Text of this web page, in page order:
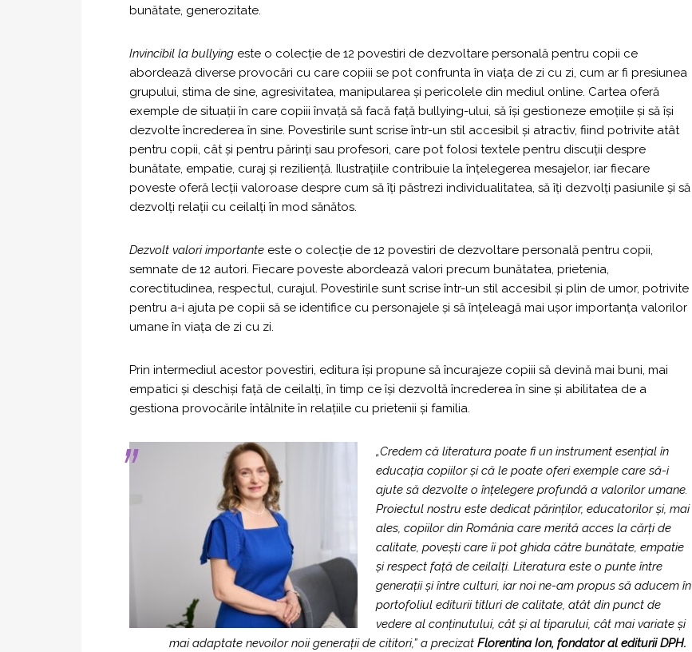
bunătate, generozitate.
Invincibil la bullying este o colecție de 12 povestiri de dezvoltare personală pentru copii ce
abordează diverse provocări cu care copiii se pot confrunta în viața de zi cu zi, cum ar fi presiunea
grupului, stima de sine, agresivitatea, manipularea și pericolele din mediul online. Cartea oferă
exemple de situații în care copiii învață să facă față bullying-ului, să își gestioneze emoțiile și să își
dezvolte încrederea în sine. Povestirile sunt scrise într-un stil accesibil și atractiv, fiind potrivite atât
pentru copii, cât și pentru părinți sau profesori, care pot folosi textele pentru discuții despre
bunătate, empatie, curaj și reziliență. Ilustrațiile contribuie la înțelegerea mesajelor, iar fiecare
poveste oferă lecții valoroase despre cum să îți păstrezi individualitatea, să îți dezvolți pasiunile și să
dezvolți relații cu ceilalți în mod sănătos.
Dezvolt valori importante este o colecție de 12 povestiri de dezvoltare personală pentru copii,
semnate de 12 autori. Fiecare poveste abordează valori precum bunătatea, prietenia,
corectitudinea, respectul, curajul. Povestirile sunt scrise într-un stil accesibil și plin de umor, potrivite
pentru a-i ajuta pe copii să se identifice cu personajele și să înțeleagă mai ușor importanța valorilor
umane în viața de zi cu zi.
Prin intermediul acestor povestiri, editura își propune să încurajeze copiii să devină mai buni, mai
empatici și deschiși față de ceilalți, în timp ce își dezvoltă încrederea în sine și abilitatea de a
gestiona provocările întâlnite în relațiile cu prietenii și familia.
„Credem că literatura poate fi un instrument esențial în
educația copiilor și că le poate oferi exemple care să-i
ajute să dezvolte o înțelegere profundă a valorilor umane.
Proiectul nostru este dedicat părinților, educatorilor și, mai
ales, copiilor din România care merită acces la cărți de
calitate, povești care îi pot ghida către bunătate, empatie
și respect față de ceilalți. Literatura este o punte între
generații și între culturi, iar noi ne-am propus să aducem în
portofoliul editurii titluri de calitate, atât din punct de
vedere al conținutului, cât și al tiparului, cât mai variate și
mai adaptate nevoilor noii generații de cititori,” a precizat Florentina Ion, fondator al editurii DPH.